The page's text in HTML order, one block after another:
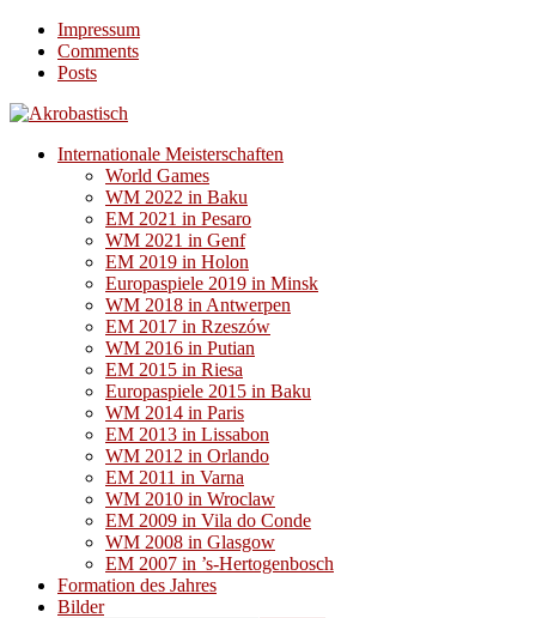
Impressum
Comments
Posts
Internationale Meisterschaften
World Games
WM 2022 in Baku
EM 2021 in Pesaro
WM 2021 in Genf
EM 2019 in Holon
Europaspiele 2019 in Minsk
WM 2018 in Antwerpen
EM 2017 in Rzeszów
WM 2016 in Putian
EM 2015 in Riesa
Europaspiele 2015 in Baku
WM 2014 in Paris
EM 2013 in Lissabon
WM 2012 in Orlando
EM 2011 in Varna
WM 2010 in Wroclaw
EM 2009 in Vila do Conde
WM 2008 in Glasgow
EM 2007 in ’s-Hertogenbosch
Formation des Jahres
Bilder